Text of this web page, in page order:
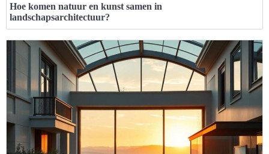
Hoe komen natuur en kunst samen in
landschapsarchitectuur?